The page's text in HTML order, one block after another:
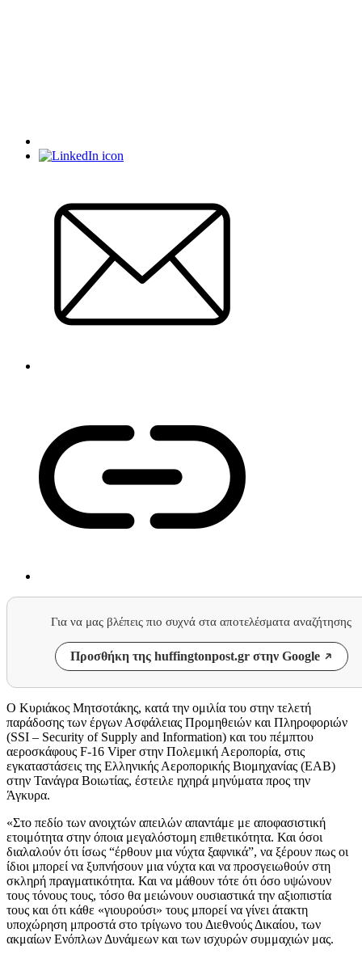
Για να μας βλέπεις πιο συχνά στα αποτελέσματα αναζήτησης
Προσθήκη της huffingtonpost.gr στην Google
Ο Κυριάκος Μητσοτάκης, κατά την ομιλία του στην τελετή
παράδοσης των έργων Ασφάλειας Προμηθειών και Πληροφοριών
(SSI – Security of Supply and Ιnformation) και του πέμπτου
αεροσκάφους F-16 Viper στην Πολεμική Αεροπορία, στις
εγκαταστάσεις της Ελληνικής Αεροπορικής Βιομηχανίας (ΕΑΒ)
στην Τανάγρα Βοιωτίας, έστειλε ηχηρά μηνύματα προς την
Άγκυρα.
«Στο πεδίο των ανοιχτών απειλών απαντάμε με αποφασιστική
ετοιμότητα στην όποια μεγαλόστομη επιθετικότητα. Και όσοι
διαλαλούν ότι ίσως “έρθουν μια νύχτα ξαφνικά”, να ξέρουν πως οι
ίδιοι μπορεί να ξυπνήσουν μια νύχτα και να προσγειωθούν στη
σκληρή πραγματικότητα. Και να μάθουν τότε ότι όσο υψώνουν
τους τόνους τους, τόσο θα μειώνουν ουσιαστικά την αξιοπιστία
τους και ότι κάθε «γιουρούσι» τους μπορεί να γίνει άτακτη
υποχώρηση μπροστά στο τρίγωνο του Διεθνούς Δικαίου, των
ακμαίων Ενόπλων Δυνάμεων και των ισχυρών συμμαχιών μας.